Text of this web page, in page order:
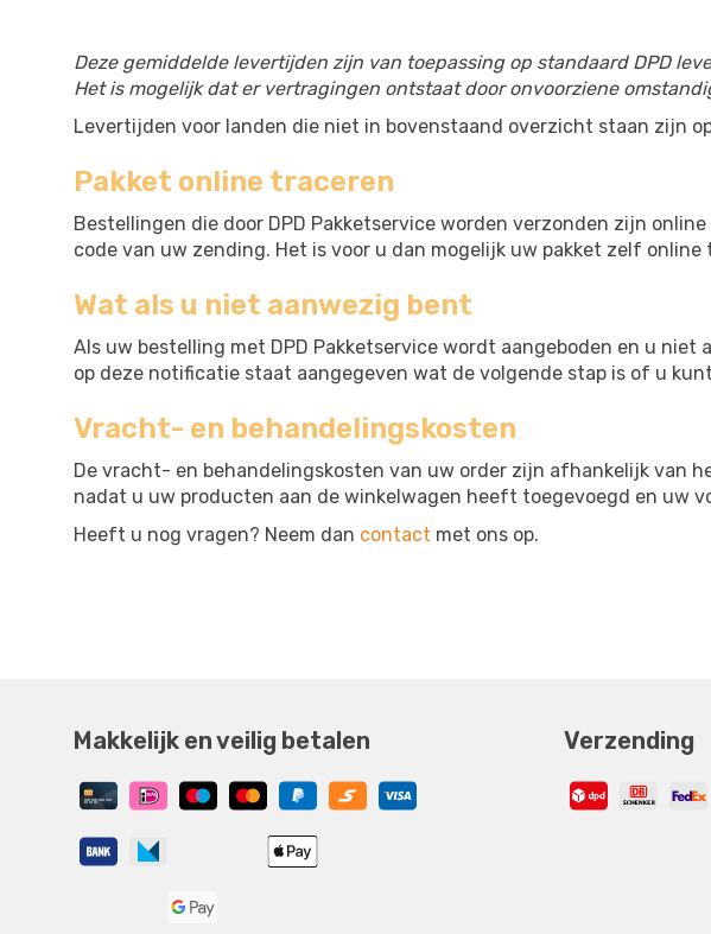
Deze gemiddelde levertijden zijn van toepassing op standaard DPD
Het is mogelijk dat er vertragingen ontstaat door onvoorziene
Levertijden voor landen die niet in bovenstaand overzicht staan zijn
Pakket online traceren
Bestellingen die door DPD Pakketservice worden verzonden zijn
code van uw zending. Het is voor u dan mogelijk uw pakket zelf online
Wat als u niet aanwezig bent
Als uw bestelling met DPD Pakketservice wordt aangeboden en u
op deze notificatie staat aangegeven wat de volgende stap is of u
Vracht- en behandelingskosten
De vracht- en behandelingskosten van uw order zijn afhankelijk van
nadat u uw producten aan de winkelwagen heeft toegevoegd en uw
Heeft u nog vragen? Neem dan contact met ons op.
Makkelijk en veilig betalen Verzending